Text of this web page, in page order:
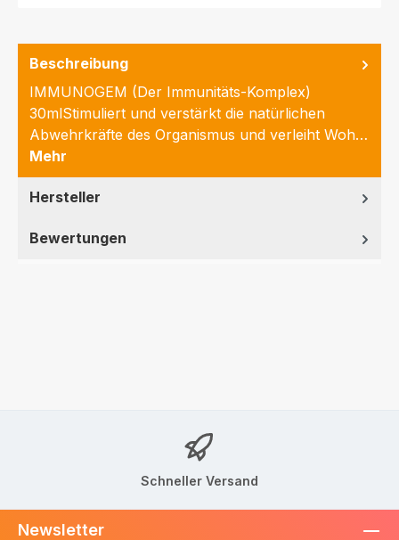
Beschreibung
IMMUNOGEM (Der Immunitäts-Komplex)
30mlStimuliert und verstärkt die natürlichen
Abwehrkräfte des Organismus und verleiht Woh…
Mehr
Hersteller
Bewertungen
Schneller Versand
Newsletter